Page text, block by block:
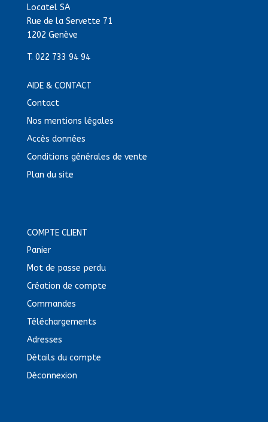
Locatel SA
Rue de la Servette 71
1202 Genève
T. 022 733 94 94
AIDE & CONTACT
Contact
Nos mentions légales
Accès données
Conditions générales de vente
Plan du site
COMPTE CLIENT
Panier
Mot de passe perdu
Création de compte
Commandes
Téléchargements
Adresses
Détails du compte
Déconnexion